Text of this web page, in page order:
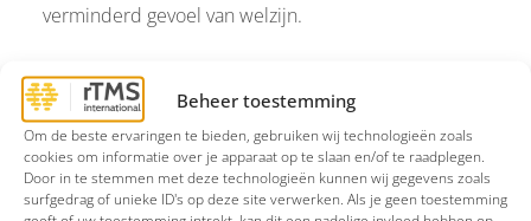
Beheer toestemming
Om de beste ervaringen te bieden, gebruiken wij technologieën zoals
cookies om informatie over je apparaat op te slaan en/of te raadplegen.
Door in te stemmen met deze technologieën kunnen wij gegevens zoals
surfgedrag of unieke ID's op deze site verwerken. Als je geen toestemming
verminderd gevoel van welzijn.
Mensen met smetvrees kunnen ook problemen
ondervinden op het werk of op school, waar ze
moeite hebben om zich te concentreren vanwege
hun voortdurende zorgen over besmetting.
Bovendien kunnen relaties met vrienden en familie